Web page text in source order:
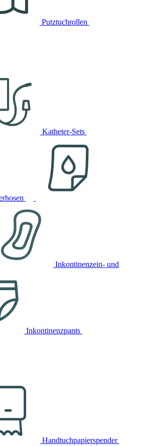
Putztuchrollen
Katheter-Sets
Inkontinenzein- und
Inkontinenzpants
Handtuchpapierspender